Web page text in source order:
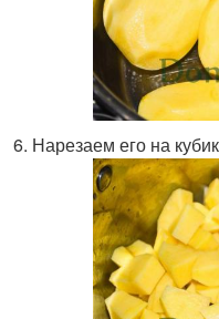
Нарезаем его на